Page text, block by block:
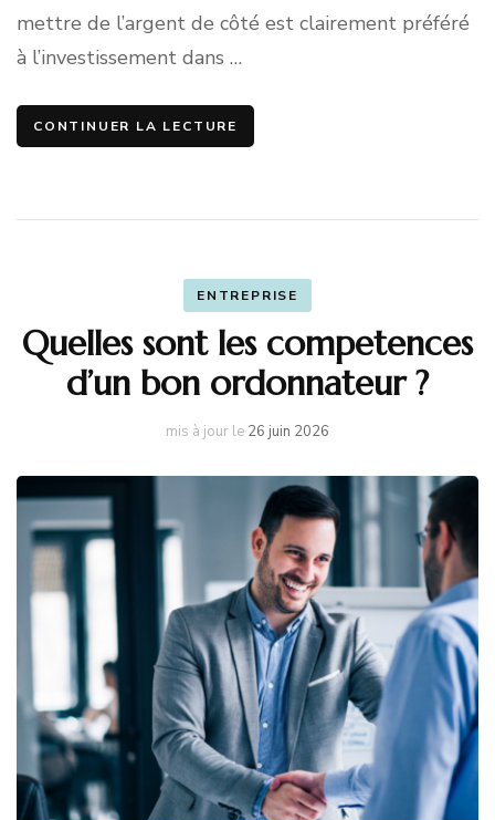
mettre de l’argent de côté est clairement préféré
à l’investissement dans …
CONTINUER LA LECTURE
ENTREPRISE
Quelles sont les competences
d’un bon ordonnateur ?
mis à jour le 26 juin 2026